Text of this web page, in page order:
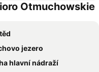
TowerOtmuchowskie
jezero
hlavní nádraží